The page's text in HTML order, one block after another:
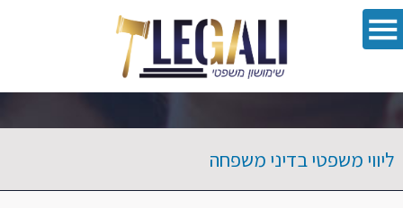
ליווי משפטי בדיני משפחה